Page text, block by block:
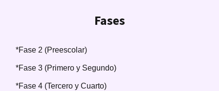
Fases
*Fase 2 (Preescolar)
*Fase 3 (Primero y Segundo)
*Fase 4 (Tercero y Cuarto)